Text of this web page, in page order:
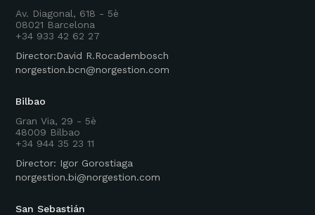
Av. Diagonal, 618 - 5è
08021 Barcelona
+34 933 42 62 27
Director:David R.Rocadembosch
norgestion.bcn@norgestion.com
Bilbao
Gran Via, 29 - 5è
48009 Bilbao
+34 944 35 23 11
Director: Igor Gorostiaga
norgestion.bi@norgestion.com
San Sebastián